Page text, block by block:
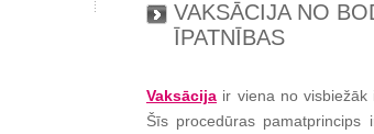
VAKSĀCIJA NO
ĪPATNĪBAS
Vaksācija ir viena no visbiežāk
Šīs procedūras pamatprincips